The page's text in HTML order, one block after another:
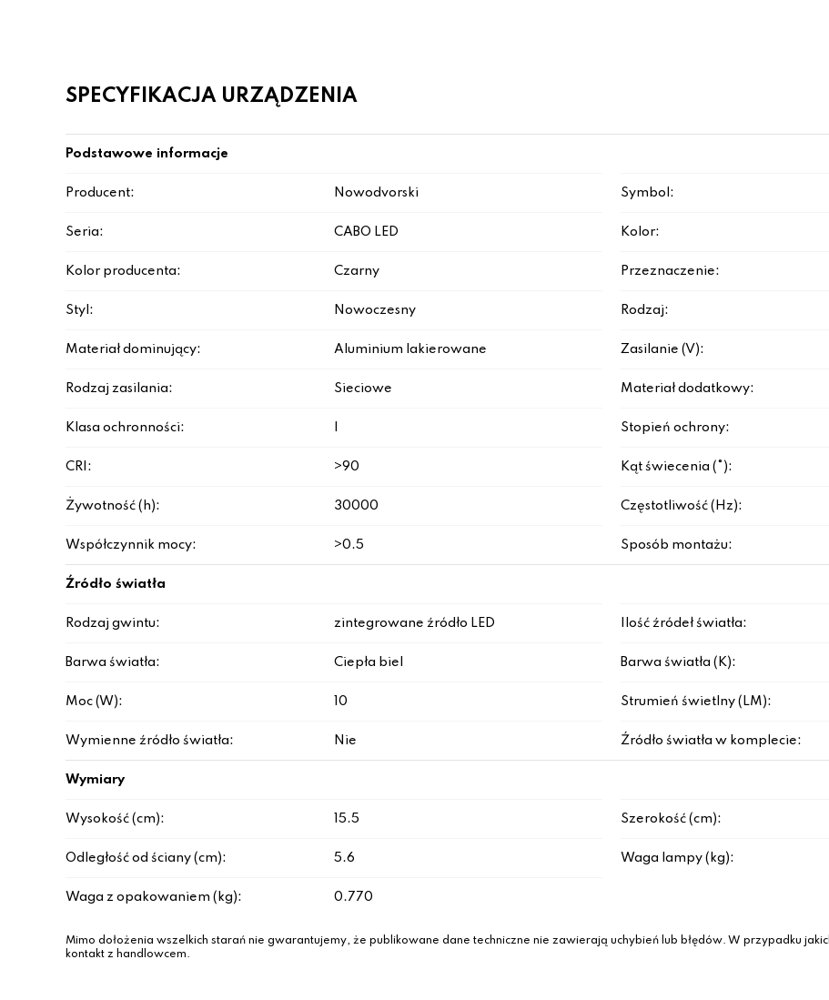
SPECYFIKACJA URZĄDZENIA
Podstawowe informacje
Producent: Nowodvorski Symbol:
Seria: CABO LED Kolor:
Kolor producenta: Czarny Przeznaczenie:
Styl: Nowoczesny Rodzaj:
Materiał dominujący: Aluminium lakierowane Zasilanie (V):
Rodzaj zasilania: Sieciowe Materiał dodatkowy:
Klasa ochronności: Stopień ochrony:
CRI: >90 Kąt świecenia (°):
Żywotność (h): 30000 Częstotliwość (Hz):
Współczynnik mocy: >0.5 Sposób montażu:
Źródło światła
Rodzaj gwintu: zintegrowane źródło LED Ilość źródeł światła:
Barwa światła: Ciepła biel Barwa światła (K):
Moc (W): 10 Strumień świetlny (LM):
Wymienne źródło światła: Nie Źródło światła w komplecie:
Wymiary
Wysokość (cm): 15.5 Szerokość (cm):
Odległość od ściany (cm): 5.6 Waga lampy (kg):
Waga z opakowaniem (kg): 0.770
Mimo dołożenia wszelkich starań nie gwarantujemy, że publikowane dane techniczne nie zawierają uchybień lub błędów. W przypadku
kontakt z handlowcem.